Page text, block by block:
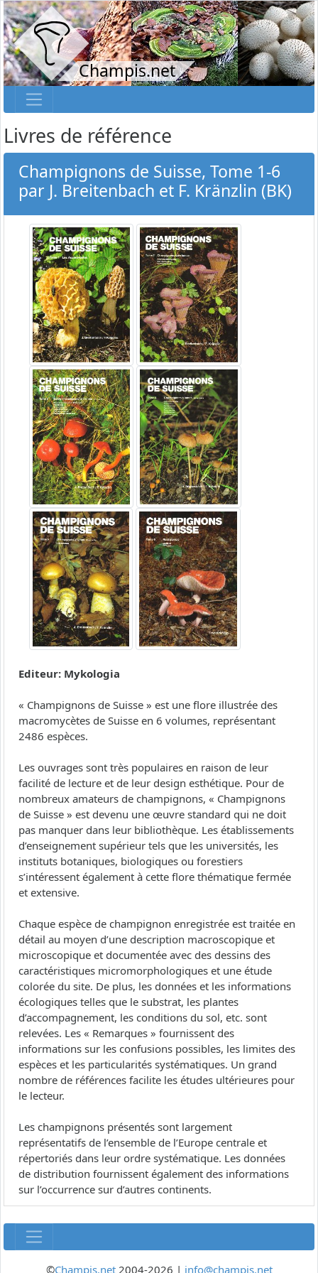
Champis.net
Livres de référence
Champignons de Suisse, Tome 1-6
par J. Breitenbach et F. Kränzlin (BK)
Editeur: Mykologia
« Champignons de Suisse » est une flore illustrée des
macromycètes de Suisse en 6 volumes, représentant
2486 espèces.
Les ouvrages sont très populaires en raison de leur
facilité de lecture et de leur design esthétique. Pour de
nombreux amateurs de champignons, « Champignons
de Suisse » est devenu une œuvre standard qui ne doit
pas manquer dans leur bibliothèque. Les établissements
d’enseignement supérieur tels que les universités, les
instituts botaniques, biologiques ou forestiers
s’intéressent également à cette flore thématique fermée
et extensive.
Chaque espèce de champignon enregistrée est traitée en
détail au moyen d’une description macroscopique et
microscopique et documentée avec des dessins des
caractéristiques micromorphologiques et une étude
colorée du site. De plus, les données et les informations
écologiques telles que le substrat, les plantes
d’accompagnement, les conditions du sol, etc. sont
relevées. Les « Remarques » fournissent des
informations sur les confusions possibles, les limites des
espèces et les particularités systématiques. Un grand
nombre de références facilite les études ultérieures pour
le lecteur.
Les champignons présentés sont largement
représentatifs de l’ensemble de l’Europe centrale et
répertoriés dans leur ordre systématique. Les données
de distribution fournissent également des informations
sur l’occurrence sur d’autres continents.
©Champis.net2004-2026 | info@champis.net